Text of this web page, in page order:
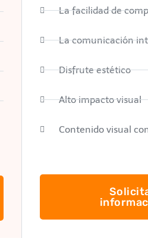
La facilidad de
La comunicación
Disfrute estético
Alto impacto visual
Contenido visual